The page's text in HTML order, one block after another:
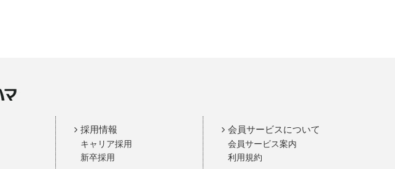
採用情報
キャリア採用
新卒採用
会員サービスについて
会員サービス案内
利用規約